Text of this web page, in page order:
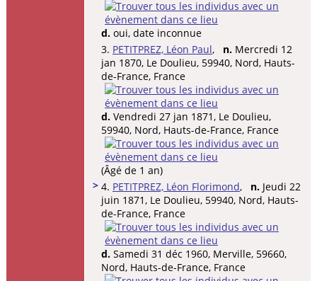
d. oui, date inconnue
3. PETITPREZ, Léon Paul, n. Mercredi 12
jan 1870, Le Doulieu, 59940, Nord, Hauts-
de-France, France
d. Vendredi 27 jan 1871, Le Doulieu,
59940, Nord, Hauts-de-France, France
(Âgé de 1 an)
> 4. PETITPREZ, Léon Florimond, n. Jeudi 22
juin 1871, Le Doulieu, 59940, Nord, Hauts-
de-France, France
d. Samedi 31 déc 1960, Merville, 59660,
Nord, Hauts-de-France, France